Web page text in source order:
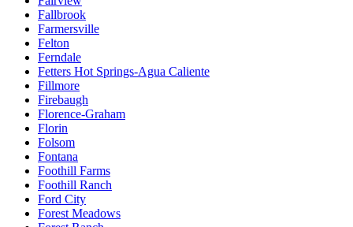
Fallbrook
Farmersville
Felton
Ferndale
Fetters Hot Springs-Agua Caliente
Fillmore
Firebaugh
Florence-Graham
Florin
Folsom
Fontana
Foothill Farms
Foothill Ranch
Ford City
Forest Meadows